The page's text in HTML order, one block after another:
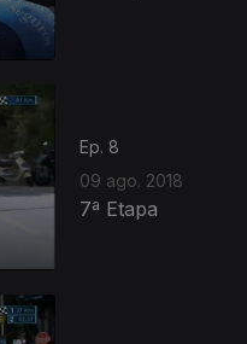
Ep. 8
09 ago. 2018
7ª Etapa